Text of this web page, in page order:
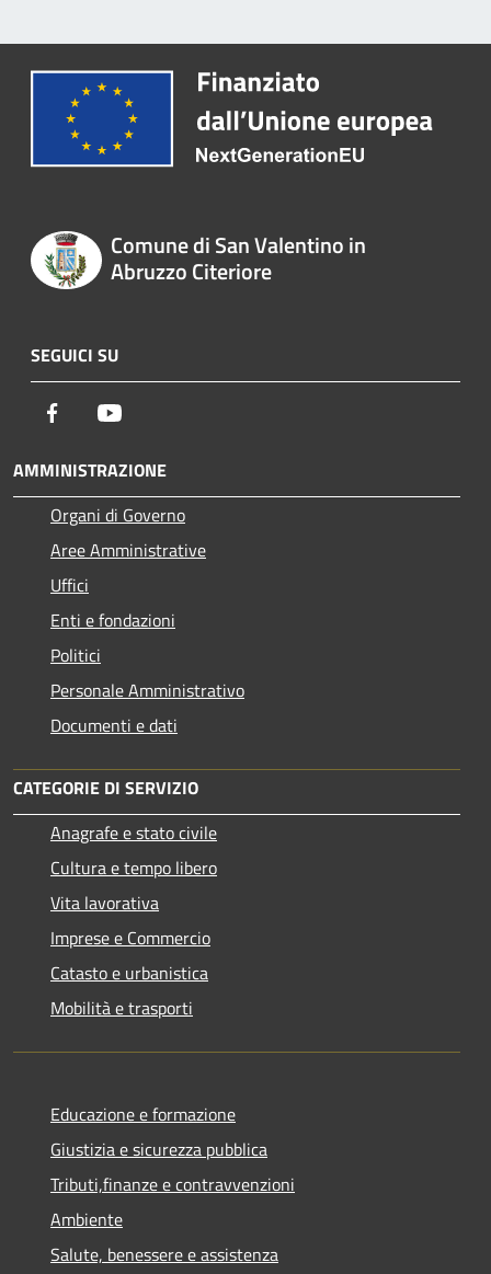
Comune di San Valentino in
Abruzzo Citeriore
SEGUICI SU
Facebook
AMMINISTRAZIONE
Organi di Governo
Aree Amministrative
Uffici
Enti e fondazioni
Politici
Personale Amministrativo
Documenti e dati
CATEGORIE DI SERVIZIO
Anagrafe e stato civile
Cultura e tempo libero
Vita lavorativa
Imprese e Commercio
Catasto e urbanistica
Mobilità e trasporti
Educazione e formazione
Giustizia e sicurezza pubblica
Tributi,finanze e contravvenzioni
Ambiente
Salute, benessere e assistenza